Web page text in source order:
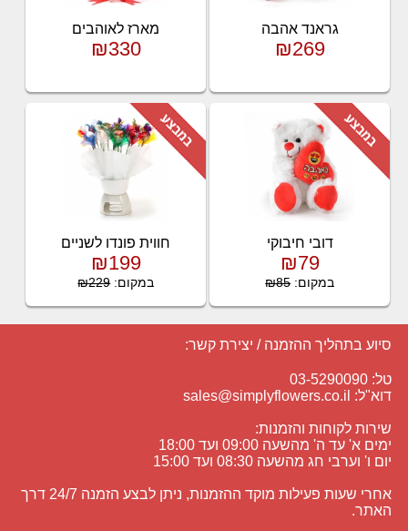
גראנד אהבה
₪269
מארז לאוהבים
₪330
דובי חיבוקי
₪79
במקום:₪85
חווית פונדו לשניים
₪199
במקום:₪229
סיוע בתהליך ההזמנה / יצירת קשר:
טל: 03-5290090
דוא"ל: sales@simplyflowers.co.il
שירות לקוחות והזמנות:
ימים א' עד ה' מהשעה 09:00 ועד 18:00
יום ו' וערבי חג מהשעה 08:30 ועד 15:00
אחרי שעות פעילות מוקד ההזמנות, ניתן לבצע הזמנה 24/7 דרך
האתר.